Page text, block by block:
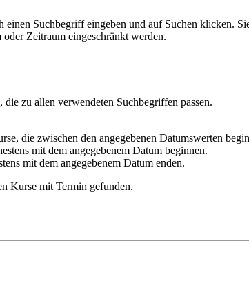
Suchbegriff eingeben und auf Suchen klicken.
Zeitraum eingeschränkt werden.
zu allen verwendeten Suchbegriffen passen.
die zwischen den angegebenen Datumswerten
mit dem angegebenem Datum beginnen.
mit dem angegebenem Datum enden.
Kurse mit Termin gefunden.